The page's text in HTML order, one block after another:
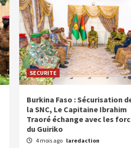
SECURITE
Burkina Faso : Sécurisation
la SNC, Le Capitaine Ibrahim
Traoré échange avec les
du Guiriko
4 mois ago laredaction